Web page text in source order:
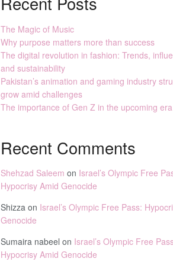
The Magic of Music
Why purpose matters more than success
The digital revolution in fashion: Trends,
and sustainability
Pakistan’s animation and gaming industry
grow amid challenges
The importance of Gen Z in the upcoming era
Recent Comments
Shehzad Saleem on Israel’s Olympic Free
Hypocrisy Amid Genocide
Shizza on Israel’s Olympic Free Pass:
Genocide
Sumaira nabeel on Israel’s Olympic Free
Hypocrisy Amid Genocide